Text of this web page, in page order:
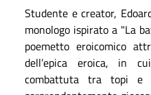
Studente e creator,
monologo ispirato a "La
poemetto eroicomico
dell’epica eroica, in
combattuta tra topi